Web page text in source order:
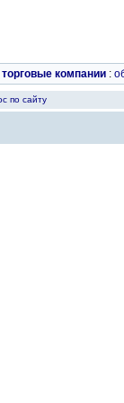
компании :
по сайту